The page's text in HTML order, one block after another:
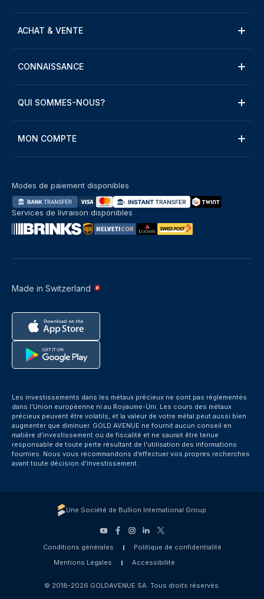
ACHAT & VENTE
CONNAISSANCE
QUI SOMMES-NOUS?
MON COMPTE
Made in Switzerland
Modes de paiement disponibles
Services de livraison disponibles
Les investissements dans les métaux précieux ne sont pas réglementés
dans l’Union européenne ni au Royaume-Uni. Les cours des métaux
précieux peuvent être volatils, et la valeur de votre métal peut aussi bien
augmenter que diminuer. GOLD AVENUE ne fournit aucun conseil en
matière d’investissement ou de fiscalité et ne saurait être tenue
responsable de toute perte résultant de l’utilisation des informations
fournies. Nous vous recommandons d’effectuer vos propres recherches
avant toute décision d’investissement.
Une Société de Bullion International Group
Conditions générales
Politique de confidentialité
Mentions Légales
Accessibilité
© 2018-2026 GOLDAVENUE SA. Tous droits réservés.